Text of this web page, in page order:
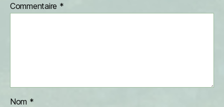
Commentaire *
Nom *